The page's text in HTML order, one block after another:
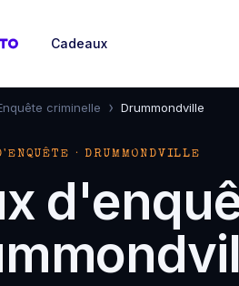
Cadeaux
criminelle › Drummondville
· DRUMMONDVILLE